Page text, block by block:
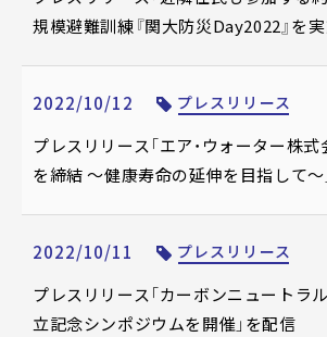
規模避難訓練『関大防災Day2022』を
2022/10/12 プレスリリース
プレスリリース「エア・ウォーター株
を締結 ～健康寿命の延伸を目指して～
2022/10/11 プレスリリース
プレスリリース「カーボンニュートラ
立記念シンポジウムを開催」を配信